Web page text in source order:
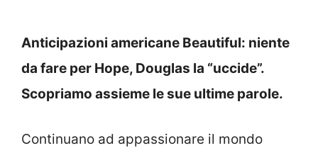
Anticipazioni americane Beautiful: niente
da fare per Hope, Douglas la “uccide”.
Scopriamo assieme le sue ultime parole.
Continuano ad appassionare il mondo